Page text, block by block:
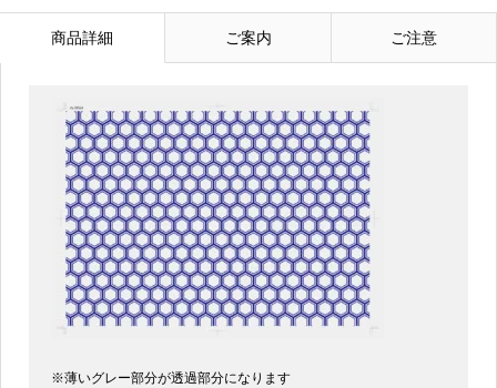
商品詳細 ご案内 ご注意
※薄いグレー部分が透過部分になります